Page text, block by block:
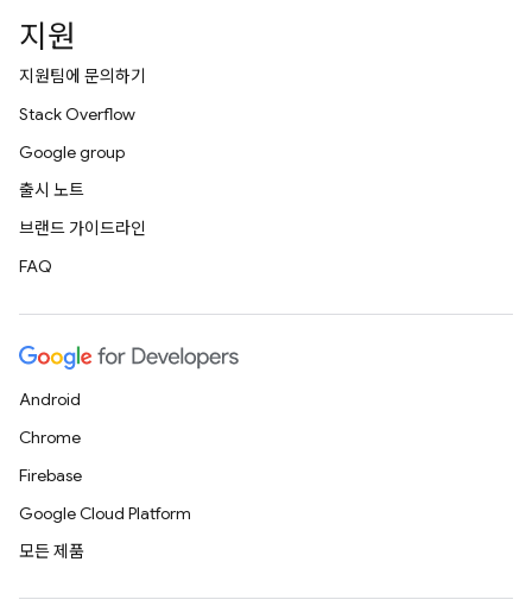
지원
지원팀에 문의하기
Stack Overflow
Google group
출시 노트
브랜드 가이드라인
FAQ
Android
Chrome
Firebase
Google Cloud Platform
모든 제품